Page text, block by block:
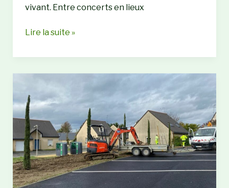
vivant. Entre concerts en lieux
Beaufort-
Vallée
Événements
culturels
à
ne
pas
manquer
Lire la suite »